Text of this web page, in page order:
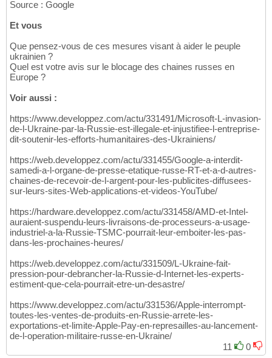
Source : Google
Et vous
Que pensez-vous de ces mesures visant à aider le peuple
ukrainien ?
Quel est votre avis sur le blocage des chaines russes en
Europe ?
Voir aussi :
https://www.developpez.com/actu/331491/Microsoft-L-invasion-
de-l-Ukraine-par-la-Russie-est-illegale-et-injustifiee-l-entreprise-
dit-soutenir-les-efforts-humanitaires-des-Ukrainiens/
https://web.developpez.com/actu/331455/Google-a-interdit-
samedi-a-l-organe-de-presse-etatique-russe-RT-et-a-d-autres-
chaines-de-recevoir-de-l-argent-pour-les-publicites-diffusees-
sur-leurs-sites-Web-applications-et-videos-YouTube/
https://hardware.developpez.com/actu/331458/AMD-et-Intel-
auraient-suspendu-leurs-livraisons-de-processeurs-a-usage-
industriel-a-la-Russie-TSMC-pourrait-leur-emboiter-les-pas-
dans-les-prochaines-heures/
https://web.developpez.com/actu/331509/L-Ukraine-fait-
pression-pour-debrancher-la-Russie-d-Internet-les-experts-
estiment-que-cela-pourrait-etre-un-desastre/
https://www.developpez.com/actu/331536/Apple-interrompt-
toutes-les-ventes-de-produits-en-Russie-arrete-les-
exportations-et-limite-Apple-Pay-en-represailles-au-lancement-
de-l-operation-militaire-russe-en-Ukraine/
11
0